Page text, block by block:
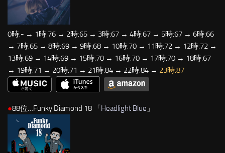
0時:- → 1時:76 → 2時:65 → 3時:67 → 4時:67 → 5時:67 → 6時:66
→ 7時:65 → 8時:69 → 9時:68 → 10時:70 → 11時:72 → 12時:72 →
13時:69 → 14時:69 → 15時:70 → 16時:70 → 17時:70 → 18時:67
→ 19時:71 → 20時:71 → 21時:84 → 22時:84 → 23時:87
●88位…Funky Diamond 18 「 Headlight Blue 」